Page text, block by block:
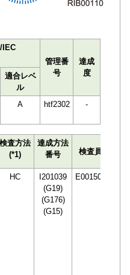
IEC
管理番
号
達成
度
適合レベ
ル
A htf2302 -
検査方法
(*1)
達成方法
番号
検査員
HC
I201039
(G19)
(G176)
(G15)
E001506